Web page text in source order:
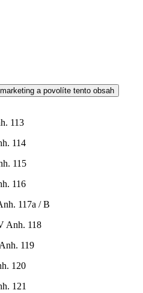
a povolíte tento obsah
120
121
122
123
124
113
114
115
116